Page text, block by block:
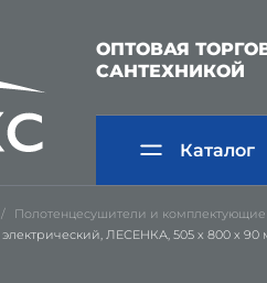
ОПТОВАЯ
САНТЕХНИКОЙ
Каталог
Полотенцесушители и комплектующие
электрический, ЛЕСЕНКА, 505 х 800 х